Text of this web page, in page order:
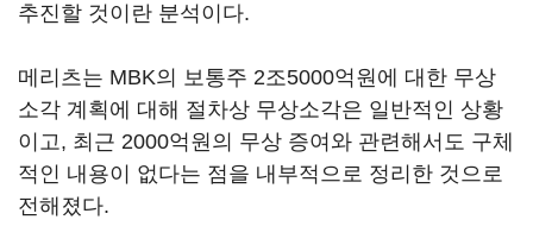
추진할 것이란 분석이다.
메리츠는 MBK의 보통주 2조5000억원에 대한 무상
소각 계획에 대해 절차상 무상소각은 일반적인 상황
이고, 최근 2000억원의 무상 증여와 관련해서도 구체
적인 내용이 없다는 점을 내부적으로 정리한 것으로
전해졌다.